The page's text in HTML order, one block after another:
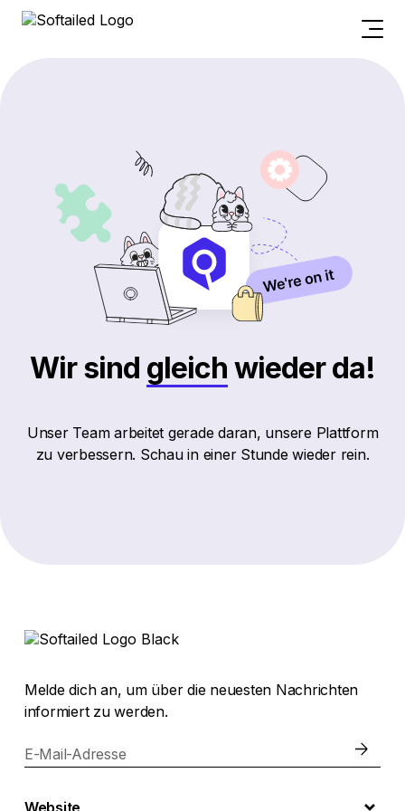
Wir sind gleich wieder da!
Unser Team arbeitet gerade daran, unsere Plattform
zu verbessern. Schau in einer Stunde wieder rein.
Melde dich an, um über die neuesten Nachrichten
informiert zu werden.
E-Mail-Adresse
Website